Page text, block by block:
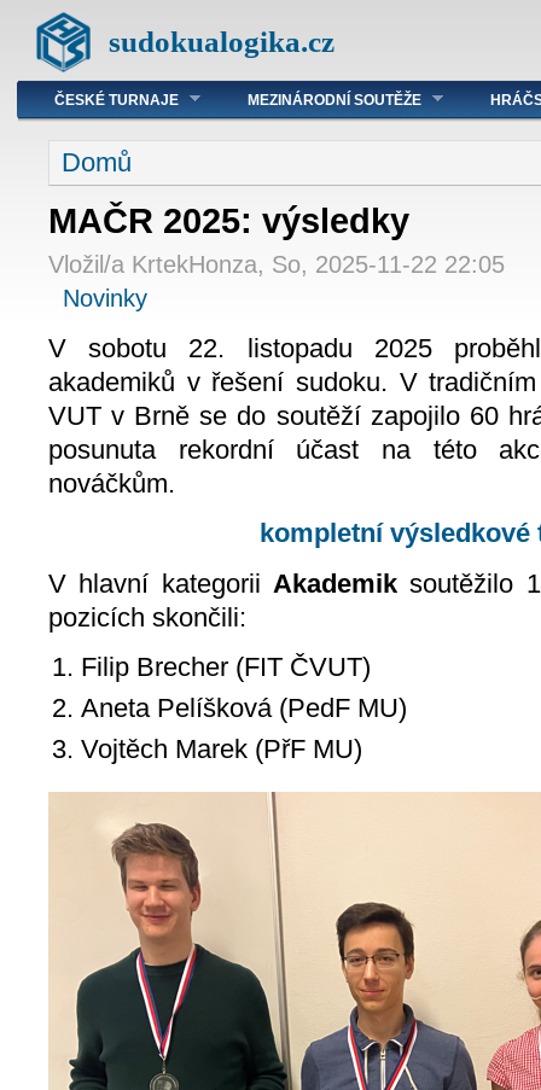
sudokualogika.cz
ČESKÉ TURNAJE MEZINÁRODNÍ SOUTĚŽE
Domů
MAČR 2025: výsledky
Vložil/a KrtekHonza, So, 2025-11-22 22:05
Novinky
V sobotu 22. listopadu 2025
akademiků v řešení sudoku. V
VUT v Brně se do soutěží zapojilo 60
posunuta rekordní účast na této
nováčkům.
kompletní výsledkové
V hlavní kategorii Akademiksoutěžilo
pozicích skončili:
Filip Brecher (FIT ČVUT)
Aneta Pelíšková (PedF MU)
Vojtěch Marek (PřF MU)